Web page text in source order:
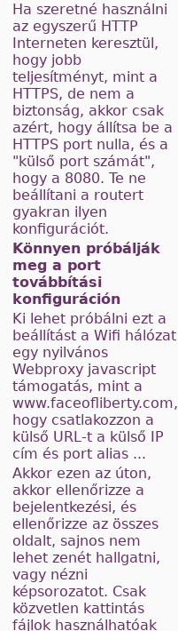
Ha szeretné használni
az egyszerű HTTP
Interneten keresztül,
hogy jobb
teljesítményt, mint a
HTTPS, de nem a
biztonság, akkor csak
azért, hogy állítsa be a
HTTPS port nulla, és a
"külső port számát",
hogy a 8080. Te ne
beállítani a routert
gyakran ilyen
konfigurációt.
Könnyen próbálják
meg a port
továbbítási
konfiguráción
Ki lehet próbálni ezt a
beállítást a Wifi hálózat
egy nyilvános
Webproxy javascript
támogatás, mint a
www.faceofliberty.com,
hogy csatlakozzon a
külső URL-t a külső IP
cím és port alias ...
Akkor ezen az úton,
akkor ellenőrizze a
bejelentkezési, és
ellenőrizze az összes
oldalt, sajnos nem
lehet zenét hallgatni,
vagy nézni
képsorozatot. Csak
közvetlen kattintás
fájlok használhatóak